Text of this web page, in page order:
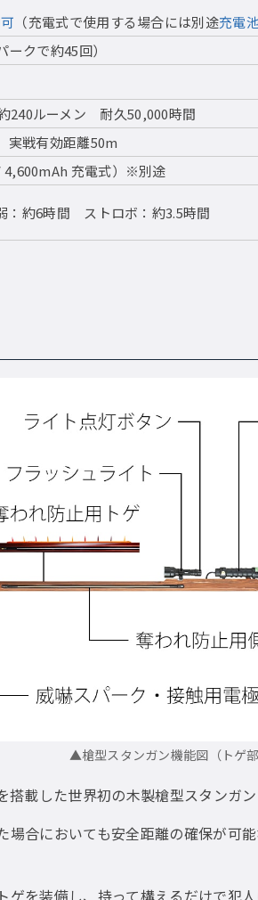
（充電式で使用する場合には別途充電
クで約45回）
240ルーメン 耐久50,000時間
戦有効距離50m
4,600mAh 充電式）※別途
約6時間 ストロボ：約3.5時間
▲槍型スタンガン機能図（トゲ部
載した世界初の木製槍型スタンガン
場合においても安全距離の確保が可